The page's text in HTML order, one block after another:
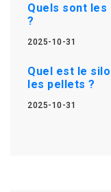
Quels sont
?
2025-10-31
Quel est le
les pellets ?
2025-10-31